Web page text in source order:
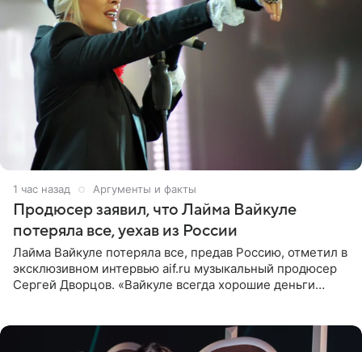
1 час назад Аргументы и факты
Продюсер заявил, что Лайма Вайкуле
потеряла все, уехав из России
Лайма Вайкуле потеряла все, предав Россию, отметил в
эксклюзивном интервью aif.ru музыкальный продюсер
Сергей Дворцов. «Вайкуле всегда хорошие деньги